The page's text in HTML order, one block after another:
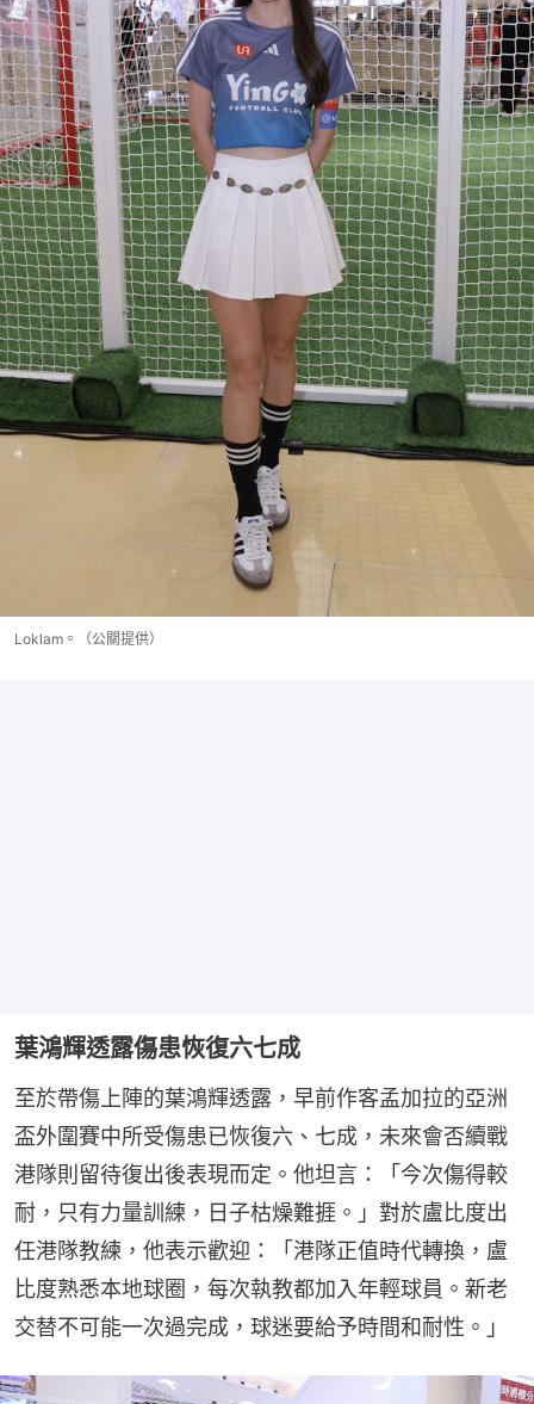
Loklam。（公關提供）
葉鴻輝透露傷患恢復六七成
至於帶傷上陣的葉鴻輝透露，早前作客孟加拉的亞洲
盃外圍賽中所受傷患已恢復六、七成，未來會否續戰
港隊則留待復出後表現而定。他坦言：「今次傷得較
耐，只有力量訓練，日子枯燥難捱。」對於盧比度出
任港隊教練，他表示歡迎：「港隊正值時代轉換，盧
比度熟悉本地球圈，每次執教都加入年輕球員。新老
交替不可能一次過完成，球迷要給予時間和耐性。」